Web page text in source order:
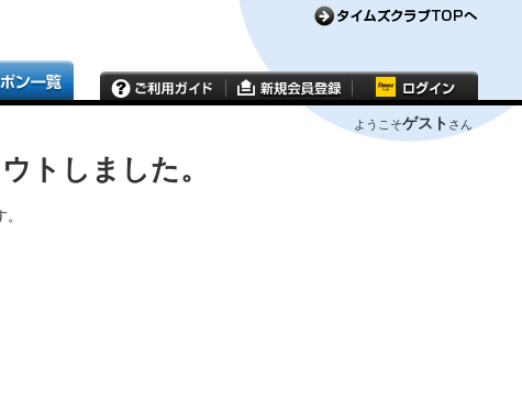
ようこそゲスト さん
トしました。